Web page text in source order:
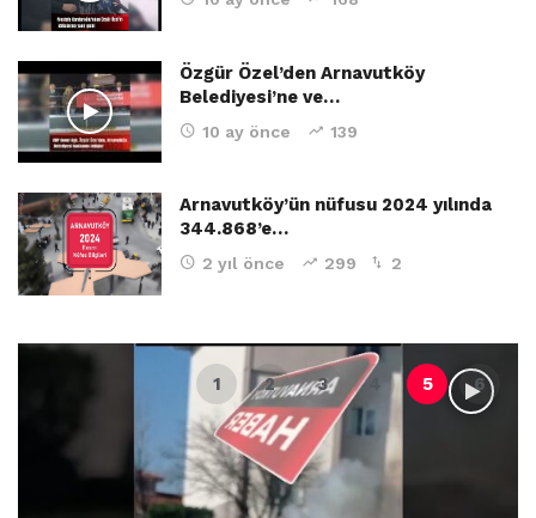
Özgür Özel’den Arnavutköy
Belediyesi’ne ve…
10 ay önce 139
Arnavutköy’ün nüfusu 2024 yılında
344.868’e…
2 yıl önce 299 2